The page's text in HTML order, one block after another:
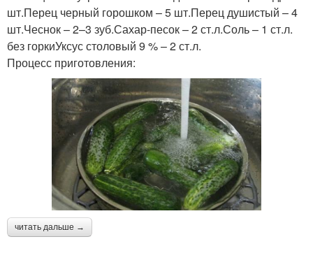
шт.Перец черный горошком – 5 шт.Перец душистый – 4
шт.Чеснок – 2–3 зуб.Сахар-песок – 2 ст.л.Соль – 1 ст.л.
без горкиУксус столовый 9 % – 2 ст.л.
Процесс приготовления:
читать дальше →